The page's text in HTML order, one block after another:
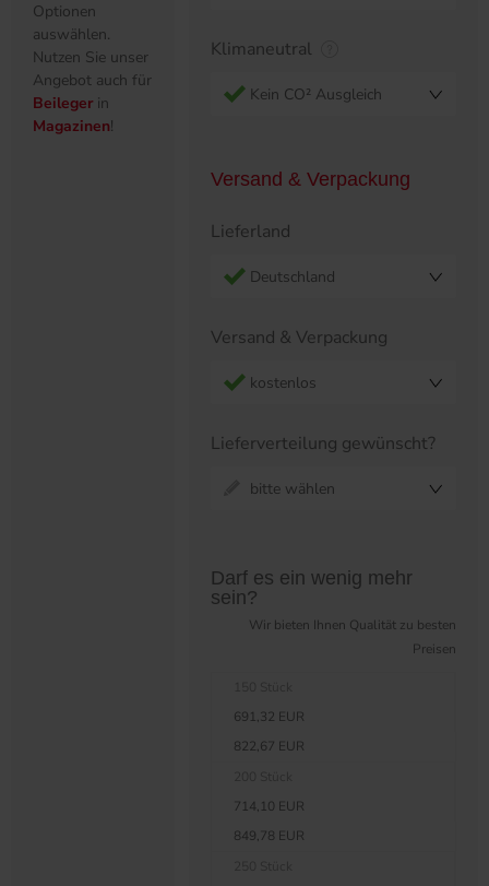
Optionen
auswählen.
Nutzen Sie unser
Angebot auch für
Beileger in
Magazinen!
Klimaneutral
Kein CO² Ausgleich
Versand & Verpackung
Lieferland
Deutschland
Versand & Verpackung
kostenlos
Lieferverteilung gewünscht?
bitte wählen
Darf es ein wenig mehr
sein?
Wir bieten Ihnen Qualität zu besten
Preisen
691,32 EUR
822,67 EUR
714,10 EUR
849,78 EUR